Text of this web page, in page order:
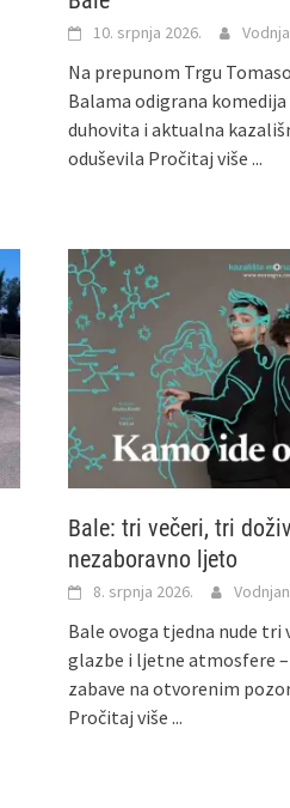
10. srpnja 2026.
Na prepunom Trgu
Balama odigrana komedija
duhovita i aktualna
oduševila Pročitaj više ...
Bale: tri večeri, tri
nezaboravno ljeto
8. srpnja 2026.
Bale ovoga tjedna nude tri
glazbe i ljetne atmosfere
zabave na otvorenim
Pročitaj više ...